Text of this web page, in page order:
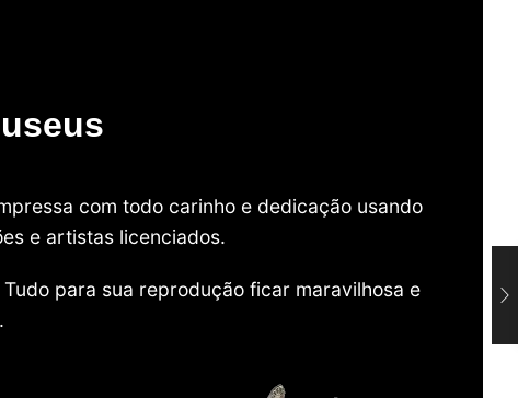
com todo carinho e dedicação usando
e artistas licenciados.
para sua reprodução ficar maravilhosa e